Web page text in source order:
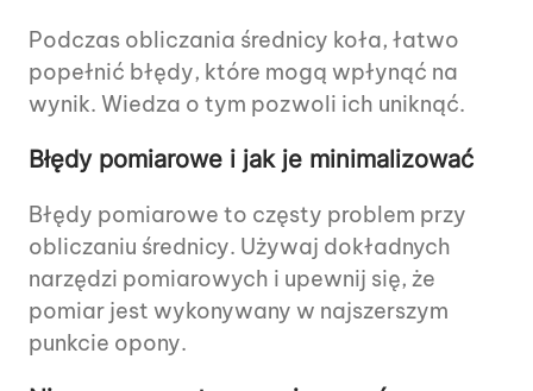
Podczas obliczania średnicy koła, łatwo
popełnić błędy, które mogą wpłynąć na
wynik. Wiedza o tym pozwoli ich uniknąć.
Błędy pomiarowe i jak je minimalizować
Błędy pomiarowe to częsty problem przy
obliczaniu średnicy. Używaj dokładnych
narzędzi pomiarowych i upewnij się, że
pomiar jest wykonywany w najszerszym
punkcie opony.